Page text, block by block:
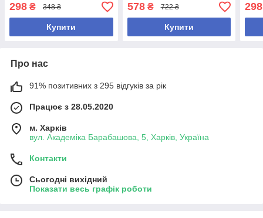
298 ₴ 348 ₴
Купити
578₴ 722 ₴
Купити
298
Про нас
91% позитивних з 295 відгуків за рік
Працює з 28.05.2020
м. Харків
вул. Академіка Барабашова, 5, Харків, Україна
Контакти
Сьогодні вихідний
Показати весь графік роботи